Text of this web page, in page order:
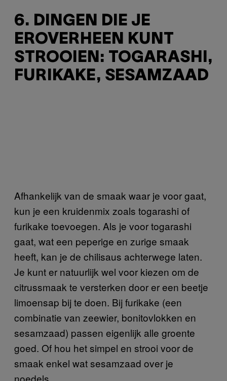
6. DINGEN DIE JE
EROVERHEEN KUNT
STROOIEN: TOGARASHI,
FURIKAKE, SESAMZAAD
Afhankelijk van de smaak waar je voor gaat,
kun je een kruidenmix zoals togarashi of
furikake toevoegen. Als je voor togarashi
gaat, wat een peperige en zurige smaak
heeft, kan je de chilisaus achterwege laten.
Je kunt er natuurlijk wel voor kiezen om de
citrussmaak te versterken door er een beetje
limoensap bij te doen. Bij furikake (een
combinatie van zeewier, bonitovlokken en
sesamzaad) passen eigenlijk alle groente
goed. Of hou het simpel en strooi voor de
smaak enkel wat sesamzaad over je